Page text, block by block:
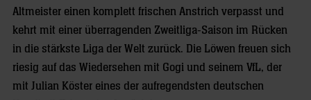
Altmeister einen komplett frischen Anstrich verpasst und
kehrt mit einer überragenden Zweitliga-Saison im Rücken
in die stärkste Liga der Welt zurück. Die Löwen freuen sich
riesig auf das Wiedersehen mit Gogi und seinem VfL, der
mit Julian Köster eines der aufregendsten deutschen